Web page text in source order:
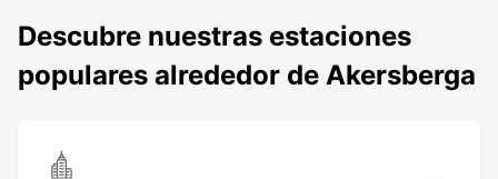
Descubre nuestras estaciones
populares alrededor de Akersberga